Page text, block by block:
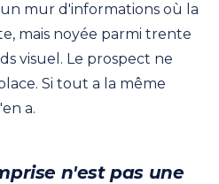
mur d'informations où la
mais noyée parmi trente
visuel. Le prospect ne
Si tout a la même
a.
n'est pas une